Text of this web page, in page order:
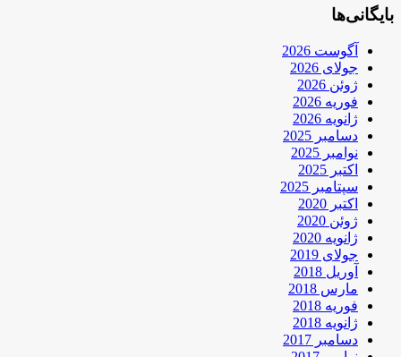
بایگانی‌ها
آگوست 2026
جولای 2026
ژوئن 2026
فوریه 2026
ژانویه 2026
دسامبر 2025
نوامبر 2025
اکتبر 2025
سپتامبر 2025
اکتبر 2020
ژوئن 2020
ژانویه 2020
جولای 2019
آوریل 2018
مارس 2018
فوریه 2018
ژانویه 2018
دسامبر 2017